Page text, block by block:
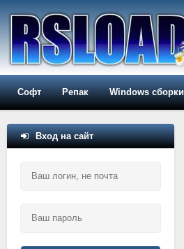
Софт Репак Windows сборки
Вход на сайт